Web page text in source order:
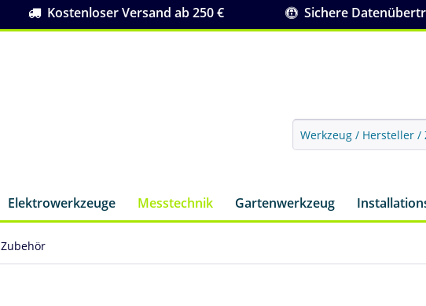
Kostenloser Versand ab 250 € Sichere
Elektrowerkzeuge Messtechnik Gartenwerkzeug
Zubehör